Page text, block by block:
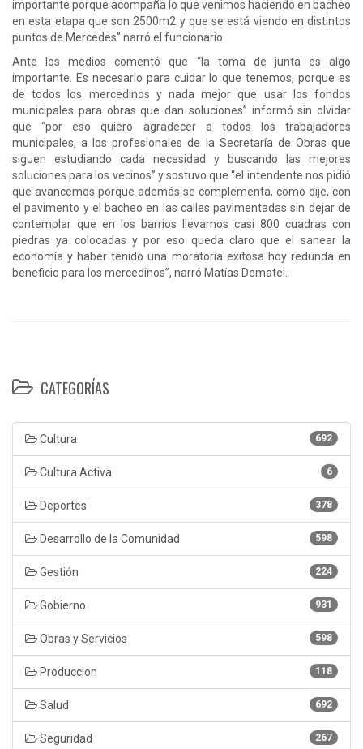
importante porque acompaña lo que venimos haciendo en bacheo
en esta etapa que son 2500m2 y que se está viendo en distintos
puntos de Mercedes” narró el funcionario.
Ante los medios comentó que “la toma de junta es algo
importante. Es necesario para cuidar lo que tenemos, porque es
de todos los mercedinos y nada mejor que usar los fondos
municipales para obras que dan soluciones” informó sin olvidar
que “por eso quiero agradecer a todos los trabajadores
municipales, a los profesionales de la Secretaría de Obras que
siguen estudiando cada necesidad y buscando las mejores
soluciones para los vecinos” y sostuvo que “el intendente nos pidió
que avancemos porque además se complementa, como dije, con
el pavimento y el bacheo en las calles pavimentadas sin dejar de
contemplar que en los barrios llevamos casi 800 cuadras con
piedras ya colocadas y por eso queda claro que el sanear la
economía y haber tenido una moratoria exitosa hoy redunda en
beneficio para los mercedinos”, narró Matías Dematei.
CATEGORÍAS
692
Cultura
6
Cultura Activa
378
Deportes
598
Desarrollo de la Comunidad
224
Gestión
931
Gobierno
598
Obras y Servicios
118
Produccion
692
Salud
267
Seguridad